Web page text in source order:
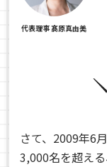
代表理事 髙原真由美
さて、2009年6
3,000名を超え